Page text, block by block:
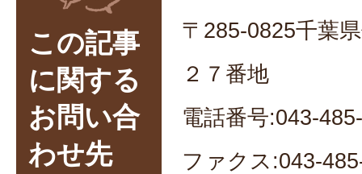
この記事
に関する
お問い合
わせ先
〒285-0825千葉
２７番地
電話番号:043-
ファクス:043-